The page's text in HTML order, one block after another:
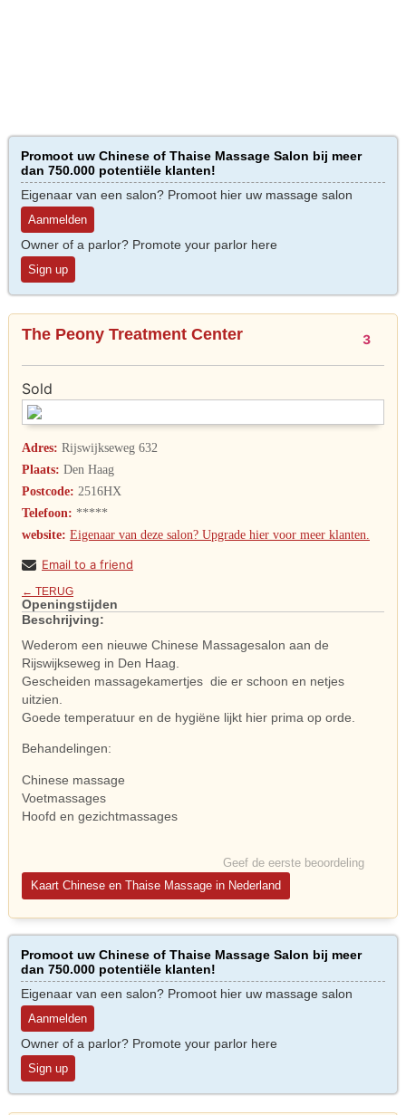
Promoot uw Chinese of Thaise Massage Salon bij meer
dan 750.000 potentiële klanten!
Eigenaar van een salon? Promoot hier uw massage salon
Aanmelden
Owner of a parlor? Promote your parlor here
Sign up
The Peony Treatment Center 3
Sold
Adres: Rijswijkseweg 632
Plaats: Den Haag
Postcode: 2516HX
Telefoon: *****
website: Eigenaar van deze salon? Upgrade hier voor meer klanten.
Email to a friend
← TERUG
Openingstijden
Beschrijving:
Wederom een nieuwe Chinese Massagesalon aan de
Rijswijkseweg in Den Haag.
Gescheiden massagekamertjes die er schoon en netjes
uitzien.
Goede temperatuur en de hygiëne lijkt hier prima op orde.
Behandelingen:
Chinese massage
Voetmassages
Hoofd en gezichtmassages
Geef de eerste beoordeling
Kaart Chinese en Thaise Massage in Nederland
Promoot uw Chinese of Thaise Massage Salon bij meer
dan 750.000 potentiële klanten!
Eigenaar van een salon? Promoot hier uw massage salon
Aanmelden
Owner of a parlor? Promote your parlor here
Sign up